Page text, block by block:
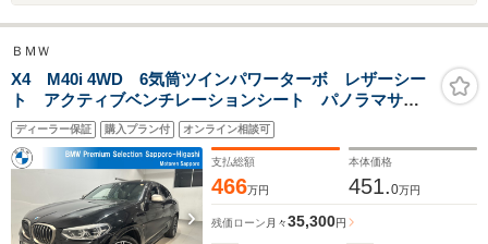
ＢＭＷ
X4 M40i 4WD 6気筒ツインパワーターボ レザーシー
ト アクティブベンチレーションシート パノラマサン
ルーフ 21インチアロイホイール ワンオーナー 認定
中古車 2年保証
ディーラー保証 購入プラン付 オンライン相談可
支払総額
466万円
本体価格
451.0万円
残価ローン 月々35,300円